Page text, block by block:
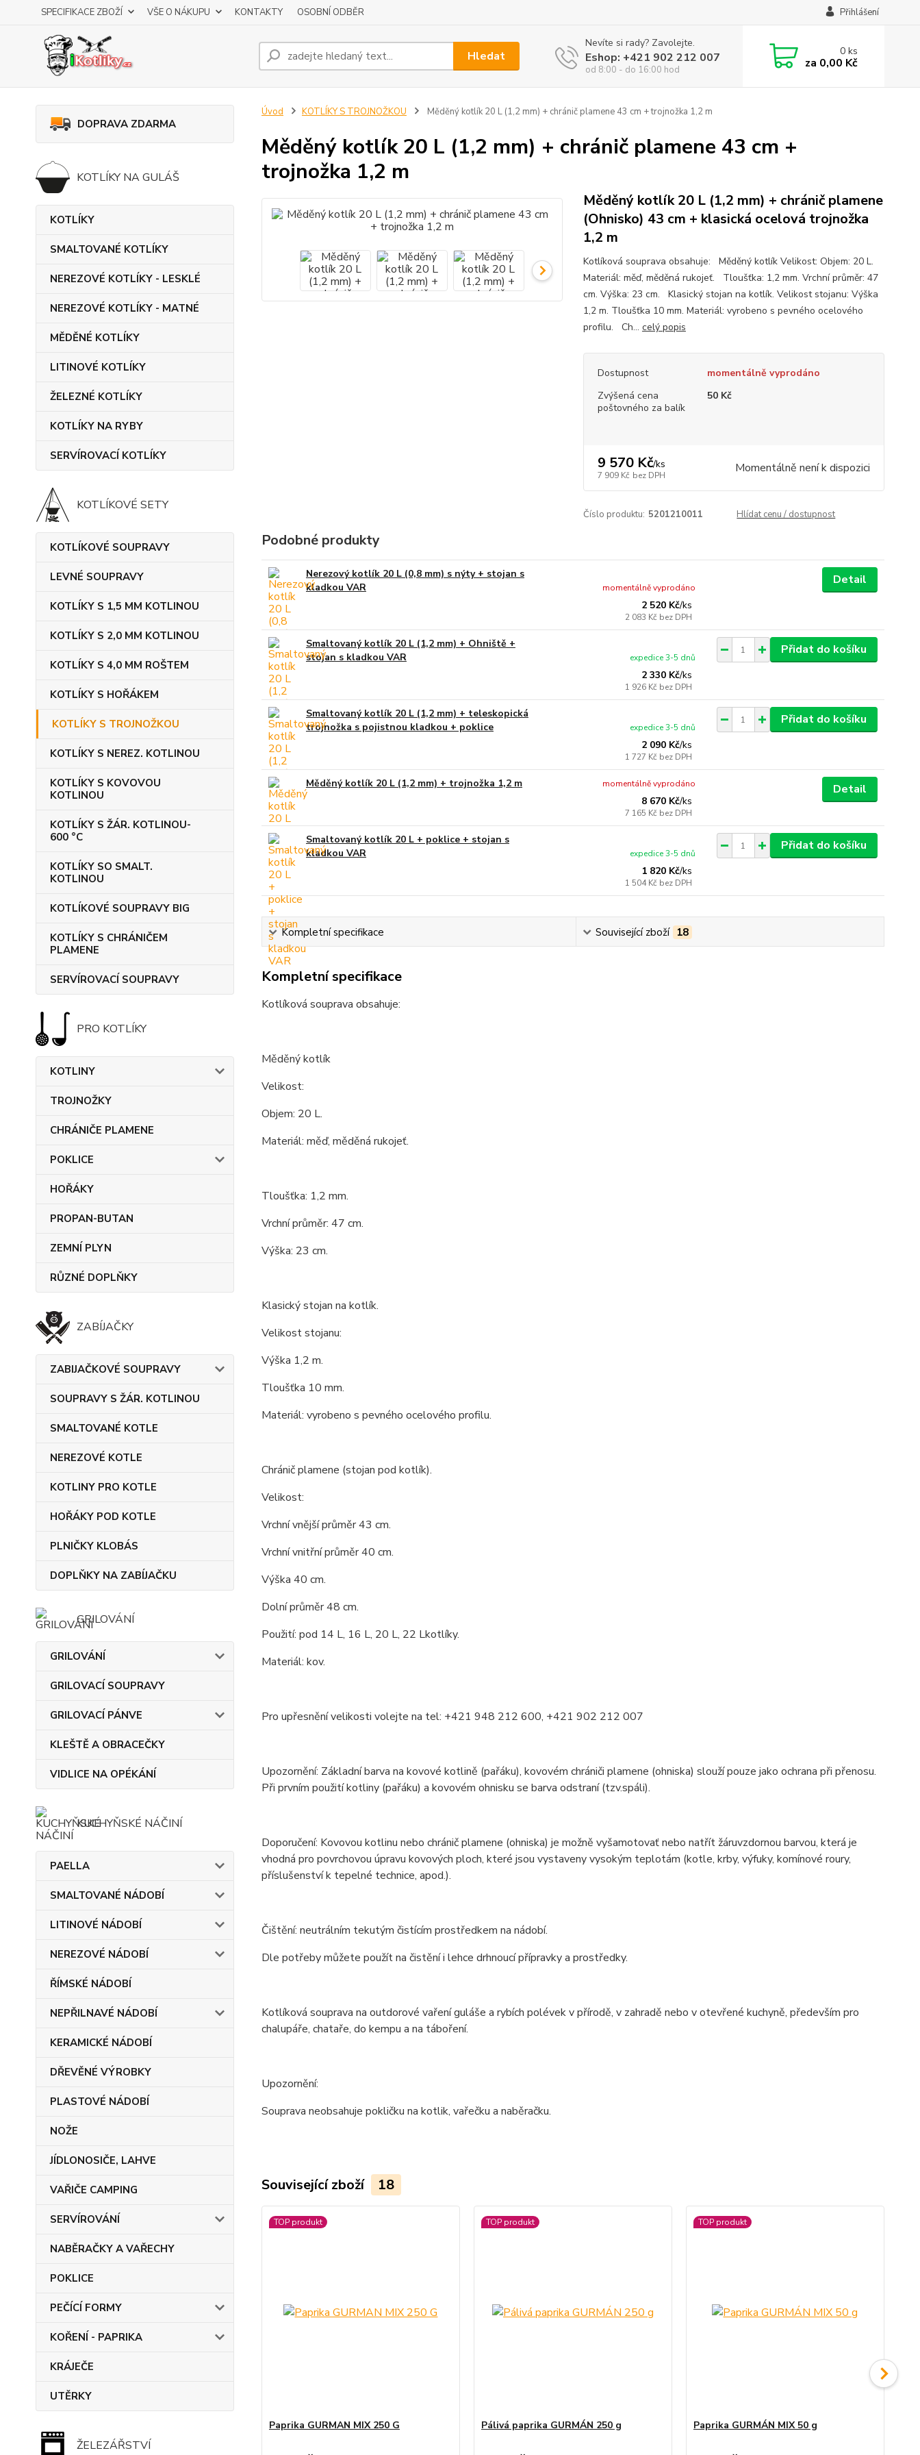
SPECIFIKACE ZBOŽÍ VŠE O NÁKUPU KONTAKTY OSOBNÍ ODBĚR Přihlášení
Hledat
Nevíte si rady? Zavolejte.
Eshop: +421 902 212 007
od 8:00 - do 16:00 hod
0ks
za 0,00 Kč
DOPRAVA ZDARMA
KOTLÍKY NA GULÁŠ
KOTLÍKY
SMALTOVANÉ KOTLÍKY
NEREZOVÉ KOTLÍKY - LESKLÉ
NEREZOVÉ KOTLÍKY - MATNÉ
MĚDĚNÉ KOTLÍKY
LITINOVÉ KOTLÍKY
ŽELEZNÉ KOTLÍKY
KOTLÍKY NA RYBY
SERVÍROVACÍ KOTLÍKY
KOTLÍKOVÉ SETY
KOTLÍKOVÉ SOUPRAVY
LEVNÉ SOUPRAVY
KOTLÍKY S 1,5 MM KOTLINOU
KOTLÍKY S 2,0 MM KOTLINOU
KOTLÍKY S 4,0 MM ROŠTEM
KOTLÍKY S HOŘÁKEM
KOTLÍKY S TROJNOŽKOU
KOTLÍKY S NEREZ. KOTLINOU
KOTLÍKY S KOVOVOU
KOTLINOU
KOTLÍKY S ŽÁR. KOTLINOU-
600 °C
KOTLÍKY SO SMALT.
KOTLINOU
KOTLÍKOVÉ SOUPRAVY BIG
KOTLÍKY S CHRÁNIČEM
PLAMENE
SERVÍROVACÍ SOUPRAVY
PRO KOTLÍKY
KOTLINY
TROJNOŽKY
CHRÁNIČE PLAMENE
POKLICE
HOŘÁKY
PROPAN-BUTAN
ZEMNÍ PLYN
RŮZNÉ DOPLŇKY
ZABÍJAČKY
ZABIJAČKOVÉ SOUPRAVY
SOUPRAVY S ŽÁR. KOTLINOU
SMALTOVANÉ KOTLE
NEREZOVÉ KOTLE
KOTLINY PRO KOTLE
HOŘÁKY POD KOTLE
PLNIČKY KLOBÁS
DOPLŇKY NA ZABÍJAČKU
GRILOVÁNÍ
GRILOVÁNÍ
GRILOVACÍ SOUPRAVY
GRILOVACÍ PÁNVE
KLEŠTĚ A OBRACEČKY
VIDLICE NA OPÉKÁNÍ
KUCHYŇSKÉ NÁČINÍ
PAELLA
SMALTOVANÉ NÁDOBÍ
LITINOVÉ NÁDOBÍ
NEREZOVÉ NÁDOBÍ
ŘÍMSKÉ NÁDOBÍ
NEPŘILNAVÉ NÁDOBÍ
KERAMICKÉ NÁDOBÍ
DŘEVĚNÉ VÝROBKY
PLASTOVÉ NÁDOBÍ
NOŽE
JÍDLONOSIČE, LAHVE
VAŘIČE CAMPING
SERVÍROVÁNÍ
NABĚRAČKY A VAŘECHY
POKLICE
PEČÍCÍ FORMY
KOŘENÍ - PAPRIKA
KRÁJEČE
UTĚRKY
ŽELEZÁŘSTVÍ
Úvod KOTLÍKY S TROJNOŽKOU Měděný kotlík 20 L (1,2 mm) + chránič plamene 43 cm + trojnožka 1,2 m
Měděný kotlík 20 L (1,2 mm) + chránič plamene 43 cm +
trojnožka 1,2 m
Měděný kotlík 20 L (1,2 mm) + chránič plamene
(Ohnisko) 43 cm + klasická ocelová trojnožka
1,2 m
Kotlíková souprava obsahuje: Měděný kotlík Velikost: Objem: 20 L.
Materiál: měď, měděná rukojeť. Tloušťka: 1,2 mm. Vrchní průměr: 47
cm. Výška: 23 cm. Klasický stojan na kotlík. Velikost stojanu: Výška
1,2 m. Tloušťka 10 mm. Materiál: vyrobeno s pevného ocelového
profilu. Ch... celý popis
Dostupnost
momentálně vyprodáno
Zvýšená cena
poštovného za balík
50 Kč
9 570 Kč/ks
7 909 Kč bez DPH Momentálně není k dispozici
Číslo produktu: 5201210011 Hlídat cenu / dostupnost
Podobné produkty
Nerezový kotlík 20 L (0,8 mm) s nýty + stojan s
kladkou VAR
2 520 Kč/ks
2 083 Kč bez DPH
momentálně vyprodáno
Detail
Smaltovaný kotlík 20 L (1,2 mm) + Ohniště +
stojan s kladkou VAR
2 330 Kč/ks
1 926 Kč bez DPH
expedice 3-5 dnů
Přidat do košíku
Smaltovaný kotlík 20 L (1,2 mm) + teleskopická
trojnožka s pojistnou kladkou + poklice
2 090 Kč/ks
1 727 Kč bez DPH
expedice 3-5 dnů
Přidat do košíku
Měděný kotlík 20 L (1,2 mm) + trojnožka 1,2 m
8 670 Kč/ks
7 165 Kč bez DPH
momentálně vyprodáno Detail
Smaltovaný kotlík 20 L + poklice + stojan s
kladkou VAR
1 820 Kč/ks
1 504 Kč bez DPH
expedice 3-5 dnů
Přidat do košíku
Kompletní specifikace Související zboží 18
Kompletní specifikace
Kotlíková souprava obsahuje:
Měděný kotlík
Velikost:
Objem: 20 L.
Materiál: měď, měděná rukojeť.
Tloušťka: 1,2 mm.
Vrchní průměr: 47 cm.
Výška: 23 cm.
Klasický stojan na kotlík.
Velikost stojanu:
Výška 1,2 m.
Tloušťka 10 mm.
Materiál: vyrobeno s pevného ocelového profilu.
Chránič plamene (stojan pod kotlík).
Velikost:
Vrchní vnější průměr 43 cm.
Vrchní vnitřní průměr 40 cm.
Výška 40 cm.
Dolní průměr 48 cm.
Použití: pod 14 L, 16 L, 20 L, 22 Lkotlíky.
Materiál: kov.
Pro upřesnění velikosti volejte na tel: +421 948 212 600, +421 902 212 007
Upozornění: Základní barva na kovové kotlině (pařáku), kovovém chrániči plamene (ohniska) slouží pouze jako ochrana při přenosu.
Při prvním použití kotliny (pařáku) a kovovém ohnisku se barva odstraní (tzv.spáli).
Doporučení: Kovovou kotlinu nebo chránič plamene (ohniska) je možně vyšamotovať nebo natřít žáruvzdornou barvou, která je
vhodná pro povrchovou úpravu kovových ploch, které jsou vystaveny vysokým teplotám (kotle, krby, výfuky, komínové roury,
příslušenství k tepelné technice, apod.).
Čištění: neutrálním tekutým čistícím prostředkem na nádobí.
Dle potřeby můžete použít na čistění i lehce drhnoucí přípravky a prostředky.
Kotlíková souprava na outdorové vaření guláše a rybích polévek v přírodě, v zahradě nebo v otevřené kuchyně, především pro
chalupáře, chataře, do kempu a na táboření.
Upozornění:
Souprava neobsahuje pokličku na kotlik, vařečku a naběračku.
Související zboží 18
TOP produkt
Paprika GURMAN MIX 250 G
TOP produkt
Pálivá paprika GURMÁN 250 g
TOP produkt
Paprika GURMÁN MIX 50 g